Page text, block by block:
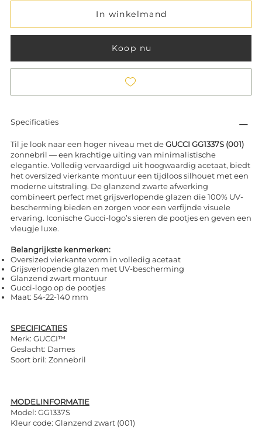
In winkelmand
Koop nu
Specificaties
Til je look naar een hoger niveau met deGUCCI GG1337S (001)
zonnebril — een krachtige uiting van minimalistische
elegantie. Volledig vervaardigd uit hoogwaardig acetaat, biedt
het oversized vierkante montuur een tijdloos silhouet met een
moderne uitstraling. De glanzend zwarte afwerking
combineert perfect met grijsverlopende glazen die 100% UV-
bescherming bieden en zorgen voor een verfijnde visuele
ervaring. Iconische Gucci-logo’s sieren de pootjes en geven een
vleugje luxe.
Belangrijkste kenmerken:
Oversized vierkante vorm in volledig acetaat
Grijsverlopende glazen met UV-bescherming
Glanzend zwart montuur
Gucci-logo op de pootjes
Maat: 54-22-140 mm
SPECIFICATIES
Merk: GUCCI™
Geslacht: Dames
Soort bril: Zonnebril
MODELINFORMATIE
Model: GG1337S
Kleur code: Glanzend zwart (001)